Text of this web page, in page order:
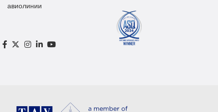
авиолинии